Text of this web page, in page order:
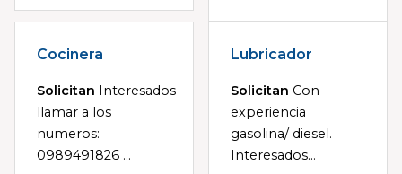
Cocinera
Solicitan Interesados
llamar a los
numeros:
0989491826 ...
Lubricador
Solicitan Con
experiencia
gasolina/ diesel.
Interesados...